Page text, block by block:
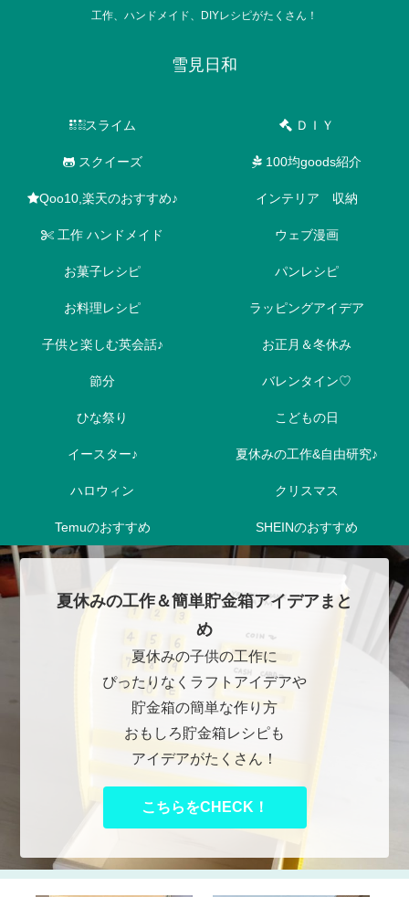
工作、ハンドメイド、DIYレシピがたくさん！
雪見日和
スライム ＤＩＹ
スクイーズ 100均goods紹介
Qoo10,楽天のおすすめ♪ インテリア 収納
工作 ハンドメイド ウェブ漫画
お菓子レシピ パンレシピ
お料理レシピ ラッピングアイデア
子供と楽しむ英会話♪ お正月＆冬休み
節分 バレンタイン♡
ひな祭り こどもの日
イースター♪ 夏休みの工作&自由研究♪
ハロウィン クリスマス
Temuのおすすめ SHEINのおすすめ
夏休みの工作＆簡単貯金箱アイデアまと
め
夏休みの子供の工作に
ぴったりなくラフトアイデアや
貯金箱の簡単な作り方
おもしろ貯金箱レシピも
アイデアがたくさん！
こちらをCHECK！